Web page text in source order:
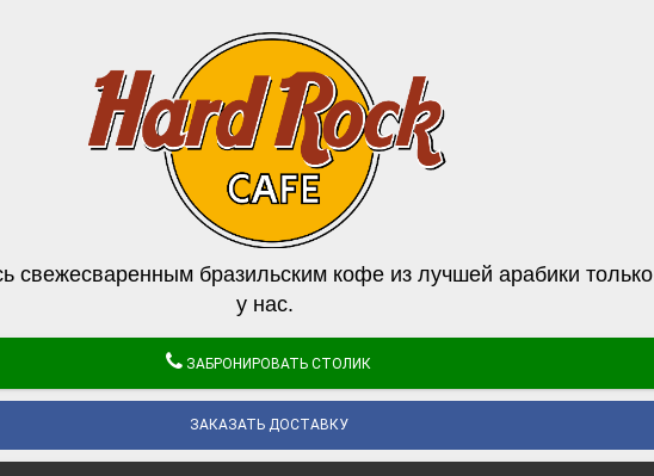
свежесваренным бразильским кофе из лучшей арабики только
у нас.
ЗАБРОНИРОВАТЬ СТОЛИК
ЗАКАЗАТЬ ДОСТАВКУ